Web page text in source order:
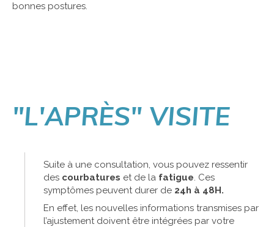
bonnes postures.
"L'APRÈS" VISITE
Suite à une consultation, vous pouvez ressentir
des courbatures et de la fatigue. Ces
symptômes peuvent durer de 24h à 48H.
En effet, les nouvelles informations transmises par
l’ajustement doivent être intégrées par votre